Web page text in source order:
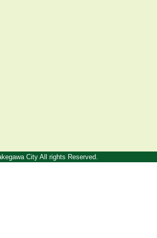
City All rights Reserved.